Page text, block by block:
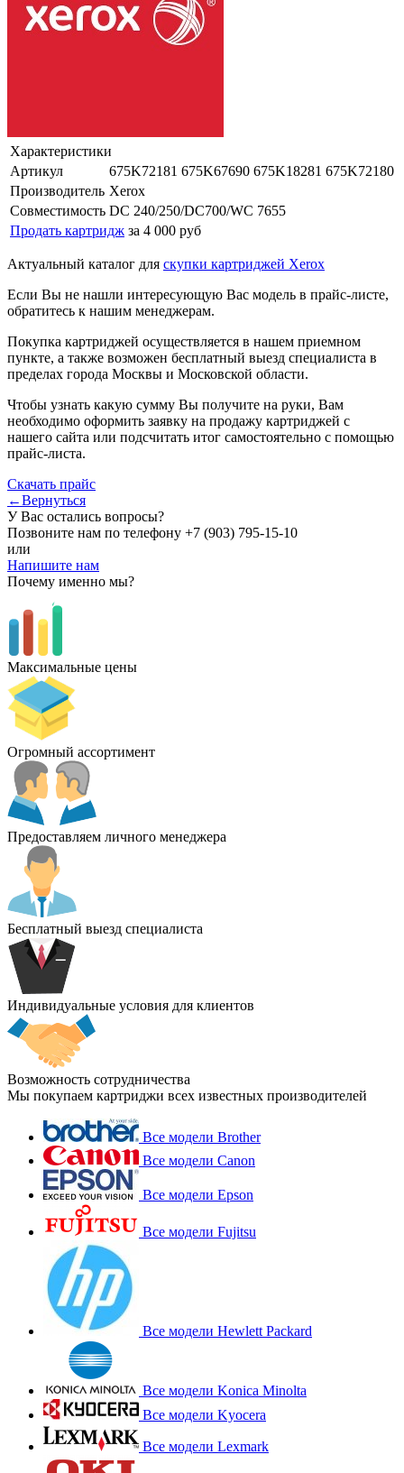
Характеристики
Артикул
675K72181 675K67690 675K18281 675K72180
Производитель Xerox
Совместимость DC 240/250/DC700/WC 7655
Продать картридж за 4 000 руб
Актуальный каталог для скупки картриджей Xerox
Если Вы не нашли интересующую Вас модель в прайс-листе,
обратитесь к нашим менеджерам.
Покупка картриджей осуществляется в нашем приемном
пункте, а также возможен бесплатный выезд специалиста в
пределах города Москвы и Московской области.
Чтобы узнать какую сумму Вы получите на руки, Вам
необходимо оформить заявку на продажу картриджей с
нашего сайта или подсчитать итог самостоятельно с помощью
прайс-листа.
Скачать прайс
←Вернуться
У Вас остались вопросы?
Позвоните нам по телефону +7 (903) 795-15-10
или
Напишите нам
Почему именно мы?
Максимальные цены
Огромный ассортимент
Предоставляем личного менеджера
Бесплатный выезд специалиста
Индивидуальные условия для клиентов
Возможность сотрудничества
Мы покупаем картриджи всех известных производителей
Все модели Brother
Все модели Canon
Все модели Epson
Все модели Fujitsu
Все модели Hewlett Packard
Все модели Konica Minolta
Все модели Kyocera
Все модели Lexmark